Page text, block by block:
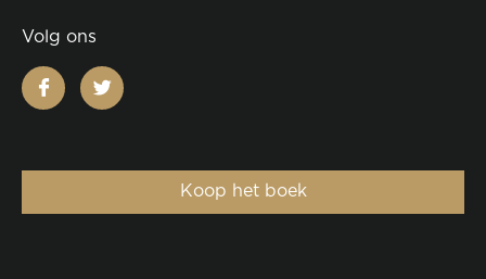
Volg ons
facebooktwitter
Koop het boek